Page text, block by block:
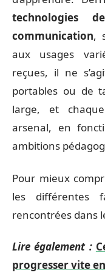
technologies
communication,
aux usages
reçues, il ne
portables ou de
large, et
arsenal, en
ambitions
Pour mieux
les différentes
rencontrées dans
Lire également :
progresser vite